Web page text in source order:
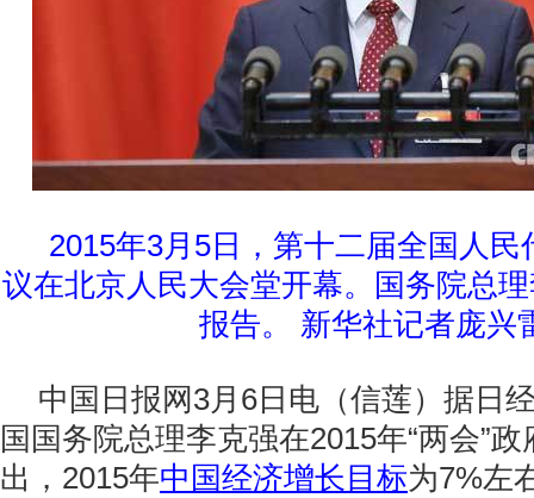
2015年3月5日，第十二届全国人
议在北京人民大会堂开幕。国务院总
报告。 新华社记者庞兴
中国日报网3月6日电（信莲）据日
国国务院总理李克强在2015年“两会”
出，2015年中国经济增长目标为7%左